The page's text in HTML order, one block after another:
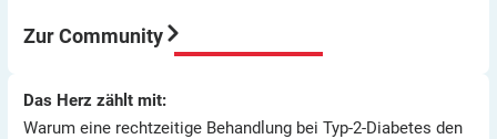
immer wieder so machen.
Zur Community
Warum eine rechtzeitige Behandlung bei Typ-2-Diabetes den
Das Herz zählt mit:
Warum eine rechtzeitige Behandlung bei Typ-2-Diabetes den